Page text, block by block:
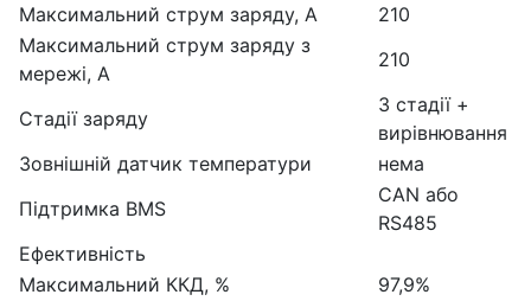
Максимальний струм заряду, А
210
Максимальний струм заряду з
мережі, А
210
Стадії заряду
3 стадії +
вирівнювання
Зовнішній датчик температури
нема
Підтримка BMS
CAN або
RS485
Ефективність
Максимальний ККД, %
97,9%